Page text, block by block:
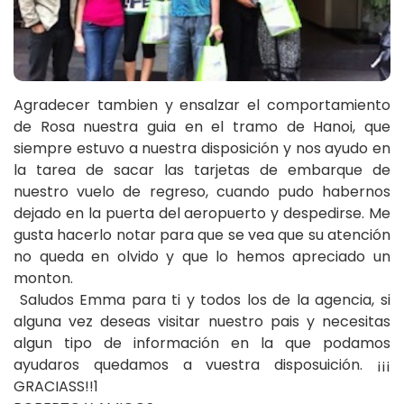
Agradecer tambien y ensalzar el comportamiento
de Rosa nuestra guia en el tramo de Hanoi, que
siempre estuvo a nuestra disposición y nos ayudo en
la tarea de sacar las tarjetas de embarque de
nuestro vuelo de regreso, cuando pudo habernos
dejado en la puerta del aeropuerto y despedirse. Me
gusta hacerlo notar para que se vea que su atención
no queda en olvido y que lo hemos apreciado un
monton.
Saludos Emma para ti y todos los de la agencia, si
alguna vez deseas visitar nuestro pais y necesitas
algun tipo de información en la que podamos
ayudaros quedamos a vuestra disposuición. ¡¡¡
GRACIASS!!1